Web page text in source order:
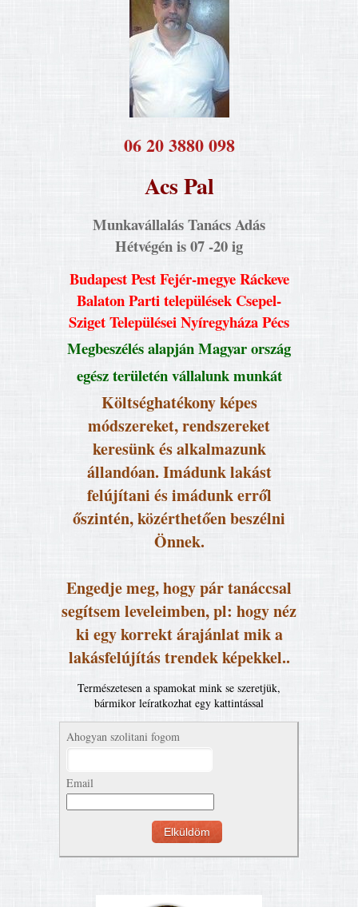
​06 20 3880 098
Acs Pal
Munkavállalás Tanács Adás
Hétvégén is 07 -20 ig
Budapest Pest Fejér-megye Ráckeve
Balaton Parti települések Csepel-
Sziget Települései Nyíregyháza Pécs
Megbeszélés alapján Magyar ország
egész területén vállalunk munkát
Költséghatékony képes
módszereket, rendszereket
keresünk és alkalmazunk
állandóan. Imádunk lakást
felújítani és imádunk erről
őszintén, közérthetően beszélni
Önnek.
Engedje meg, hogy pár tanáccsal
segítsem leveleimben, pl: hogy néz
ki egy korrekt árajánlat mik a
lakásfelújítás trendek képekkel..
Természetesen a spamokat mink se szeretjük,
bármikor leíratkozhat egy kattintással
Ahogyan szolitani fogom
Email